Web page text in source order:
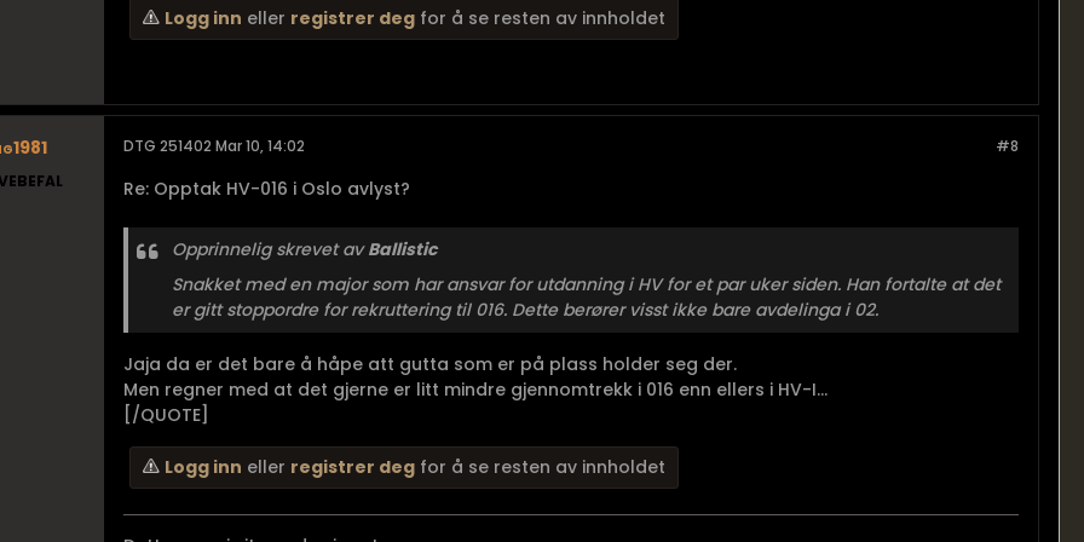
Logg inn eller registrer deg for å se resten av innholdet
#8
DTG 251402 Mar 10, 14:02
Re: Opptak HV-016 i Oslo avlyst?
Opprinnelig skrevet avBallistic
Snakket med en major som har ansvar for utdanning i HV for et par uker siden. Han fortalte at det
er gitt stoppordre for rekruttering til 016. Dette berører visst ikke bare avdelinga i 02.
Jaja da er det bare å håpe att gutta som er på plass holder seg der.
Men regner med at det gjerne er litt mindre gjennomtrekk i 016 enn ellers i HV-I...
[/QUOTE]
Logg inn eller registrer deg for å se resten av innholdet